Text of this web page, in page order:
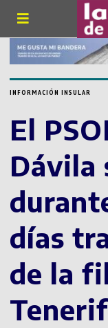
INFORMACIÓN INSULAR
El
Dávila
días
de la